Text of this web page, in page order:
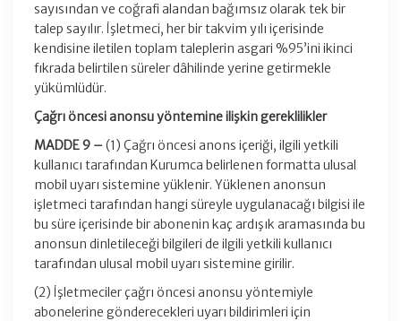
sayısından ve coğrafi alandan bağımsız olarak tek bir
talep sayılır. İşletmeci, her bir takvim yılı içerisinde
kendisine iletilen toplam taleplerin asgari %95’ini ikinci
fıkrada belirtilen süreler dâhilinde yerine getirmekle
yükümlüdür.
Çağrı öncesi anonsu yöntemine ilişkin gereklilikler
MADDE 9 – (1) Çağrı öncesi anons içeriği, ilgili yetkili
kullanıcı tarafından Kurumca belirlenen formatta ulusal
mobil uyarı sistemine yüklenir. Yüklenen anonsun
işletmeci tarafından hangi süreyle uygulanacağı bilgisi ile
bu süre içerisinde bir abonenin kaç ardışık aramasında bu
anonsun dinletileceği bilgileri de ilgili yetkili kullanıcı
tarafından ulusal mobil uyarı sistemine girilir.
(2) İşletmeciler çağrı öncesi anonsu yöntemiyle
abonelerine gönderecekleri uyarı bildirimleri için